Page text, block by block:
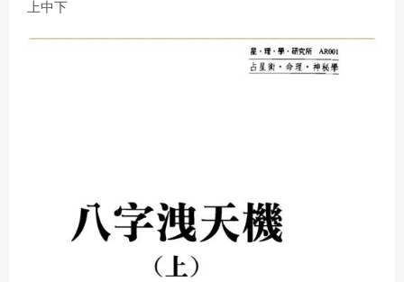
上中下